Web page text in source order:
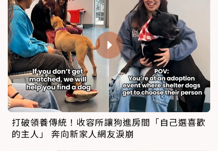
打破領養傳統！收容所讓狗進房間「自己選喜歡
的主人」 奔向新家人網友淚崩